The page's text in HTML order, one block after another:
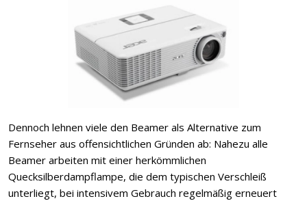
Dennoch lehnen viele den Beamer als Alternative zum
Fernseher aus offensichtlichen Gründen ab: Nahezu alle
Beamer arbeiten mit einer herkömmlichen
Quecksilberdampflampe, die dem typischen Verschleiß
unterliegt, bei intensivem Gebrauch regelmäßig erneuert